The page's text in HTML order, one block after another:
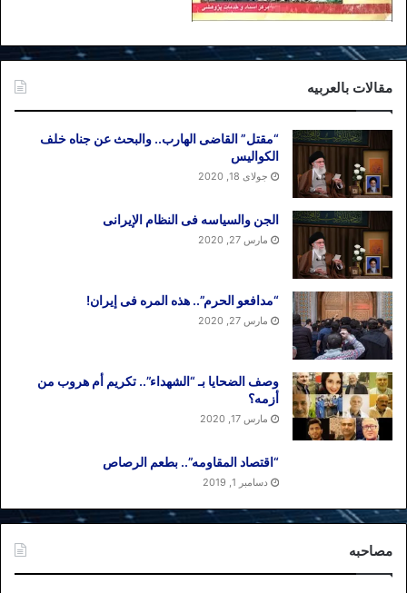
مقالات بالعربیه
“مقتل” القاضی الهارب.. والبحث عن جناه خلف
الکوالیس
جولای 18, 2020
الجن والسیاسه فی النظام اﻹیرانی
مارس 27, 2020
“مدافعو الحرم”.. هذه المره فی إیران!
مارس 27, 2020
وصف الضحایا بـ “الشهداء”.. تکریم أم هروب من
أزمه؟
مارس 17, 2020
“اقتصاد المقاومه”.. بطعم الرصاص
دسامبر 1, 2019
مصاحبه